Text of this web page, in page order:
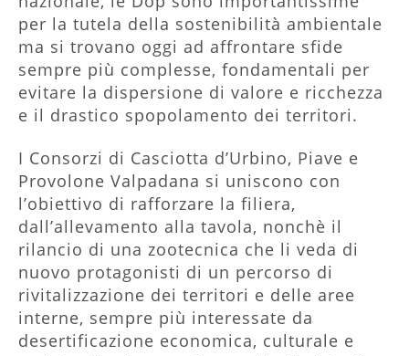
per la tutela della sostenibilità ambientale
ma si trovano oggi ad affrontare sfide
sempre più complesse, fondamentali per
evitare la dispersione di valore e ricchezza
e il drastico spopolamento dei territori.
I Consorzi di Casciotta d’Urbino, Piave e
Provolone Valpadana si uniscono con
l’obiettivo di rafforzare la filiera,
dall’allevamento alla tavola, nonchè il
rilancio di una zootecnica che li veda di
nuovo protagonisti di un percorso di
rivitalizzazione dei territori e delle aree
interne, sempre più interessate da
desertificazione economica, culturale e